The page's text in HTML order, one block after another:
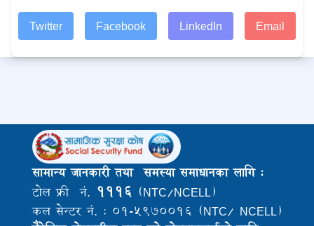
Twitter Facebook LinkedIn Email
सामान्य जानकारी तथा समस्या समाधानका लागि :
टोल फ्री नं. १११६ (NTC/NCELL)
कल सेन्टर नं. : ०१-५९७००१६ (NTC/ NCELL)